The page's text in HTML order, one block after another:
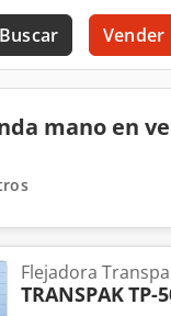
Buscar Vender
mano en
Flejadora
TRANSPAKTP-